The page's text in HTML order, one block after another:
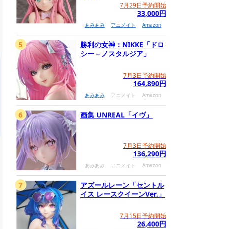
7月29日予約開始
33,000円
あみあみ アニメイト Amazon
勝利の女神：NIKKE「ドロ
シー－ノスタルジア」
7月3日予約開始
164,890円
あみあみ アニメイト Amazon
5
画集 UNREAL「イヴ」
7月3日予約開始
136,290円
あみあみ アニメイト Amazon
6
アズールレーン「セントル
イス レースクイーンVer.」
7月15日予約開始
26,400円
7